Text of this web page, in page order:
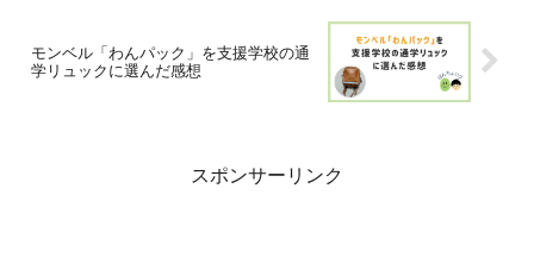
モンベル「わんパック」を支援学校の通
学リュックに選んだ感想
スポンサーリンク